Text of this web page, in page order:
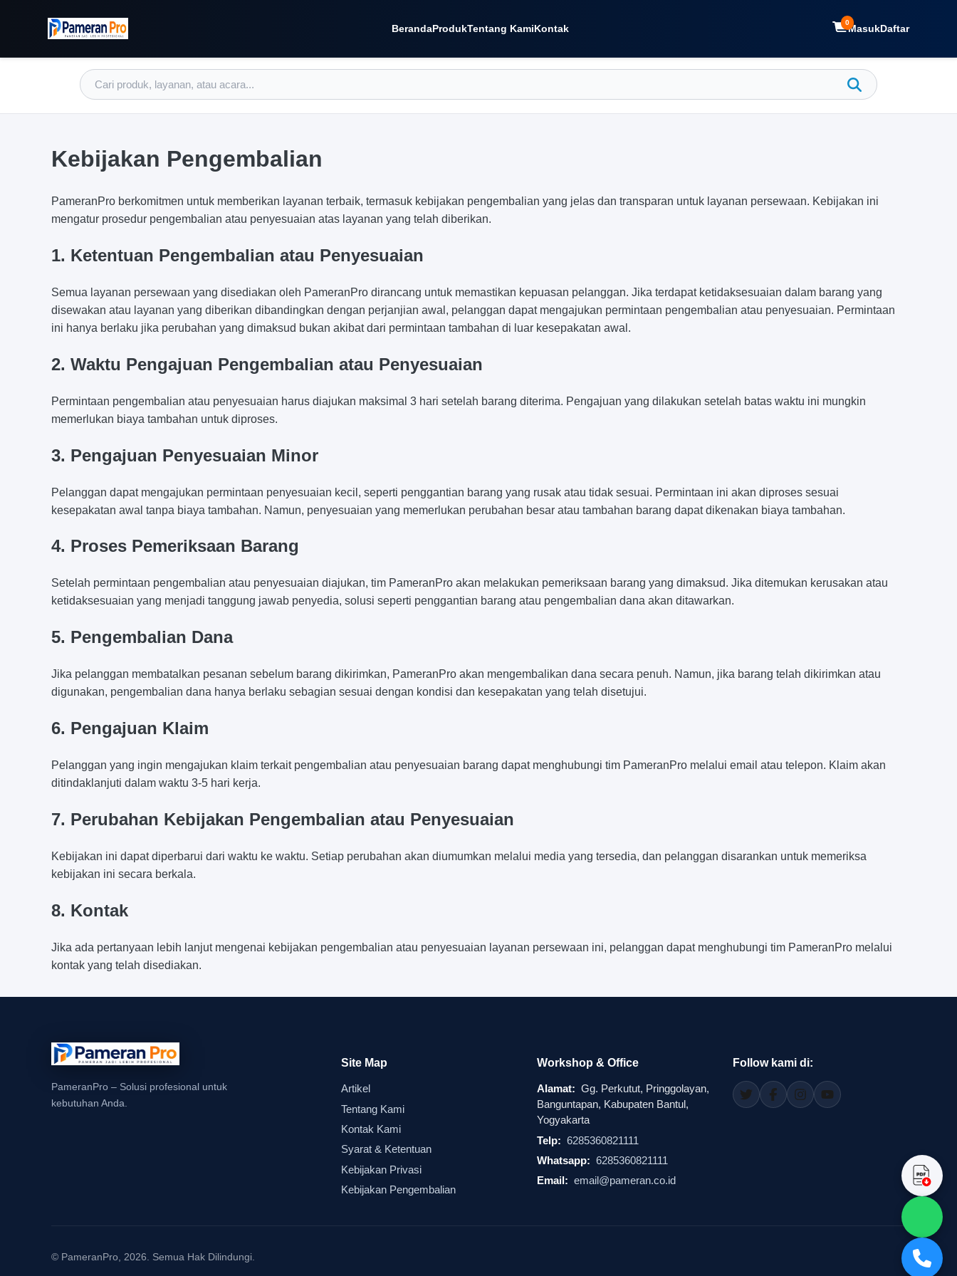
BerandaProdukTentang KamiKontak 0MasukDaftar
Kebijakan Pengembalian
PameranPro berkomitmen untuk memberikan layanan terbaik, termasuk kebijakan pengembalian yang jelas dan transparan untuk layanan persewaan. Kebijakan ini
mengatur prosedur pengembalian atau penyesuaian atas layanan yang telah diberikan.
1. Ketentuan Pengembalian atau Penyesuaian
Semua layanan persewaan yang disediakan oleh PameranPro dirancang untuk memastikan kepuasan pelanggan. Jika terdapat ketidaksesuaian dalam barang yang
disewakan atau layanan yang diberikan dibandingkan dengan perjanjian awal, pelanggan dapat mengajukan permintaan pengembalian atau penyesuaian. Permintaan
ini hanya berlaku jika perubahan yang dimaksud bukan akibat dari permintaan tambahan di luar kesepakatan awal.
2. Waktu Pengajuan Pengembalian atau Penyesuaian
Permintaan pengembalian atau penyesuaian harus diajukan maksimal 3 hari setelah barang diterima. Pengajuan yang dilakukan setelah batas waktu ini mungkin
memerlukan biaya tambahan untuk diproses.
3. Pengajuan Penyesuaian Minor
Pelanggan dapat mengajukan permintaan penyesuaian kecil, seperti penggantian barang yang rusak atau tidak sesuai. Permintaan ini akan diproses sesuai
kesepakatan awal tanpa biaya tambahan. Namun, penyesuaian yang memerlukan perubahan besar atau tambahan barang dapat dikenakan biaya tambahan.
4. Proses Pemeriksaan Barang
Setelah permintaan pengembalian atau penyesuaian diajukan, tim PameranPro akan melakukan pemeriksaan barang yang dimaksud. Jika ditemukan kerusakan atau
ketidaksesuaian yang menjadi tanggung jawab penyedia, solusi seperti penggantian barang atau pengembalian dana akan ditawarkan.
5. Pengembalian Dana
Jika pelanggan membatalkan pesanan sebelum barang dikirimkan, PameranPro akan mengembalikan dana secara penuh. Namun, jika barang telah dikirimkan atau
digunakan, pengembalian dana hanya berlaku sebagian sesuai dengan kondisi dan kesepakatan yang telah disetujui.
6. Pengajuan Klaim
Pelanggan yang ingin mengajukan klaim terkait pengembalian atau penyesuaian barang dapat menghubungi tim PameranPro melalui email atau telepon. Klaim akan
ditindaklanjuti dalam waktu 3-5 hari kerja.
7. Perubahan Kebijakan Pengembalian atau Penyesuaian
Kebijakan ini dapat diperbarui dari waktu ke waktu. Setiap perubahan akan diumumkan melalui media yang tersedia, dan pelanggan disarankan untuk memeriksa
kebijakan ini secara berkala.
8. Kontak
Jika ada pertanyaan lebih lanjut mengenai kebijakan pengembalian atau penyesuaian layanan persewaan ini, pelanggan dapat menghubungi tim PameranPro melalui
kontak yang telah disediakan.
PameranPro – Solusi profesional untuk
kebutuhan Anda.
Site Map
Artikel
Tentang Kami
Kontak Kami
Syarat & Ketentuan
Kebijakan Privasi
Kebijakan Pengembalian
Workshop & Office
Alamat: Gg. Perkutut, Pringgolayan,
Banguntapan, Kabupaten Bantul,
Yogyakarta
Telp: 6285360821111
Whatsapp: 6285360821111
Email: email@pameran.co.id
Follow kami di:
© PameranPro, 2026. Semua Hak Dilindungi.